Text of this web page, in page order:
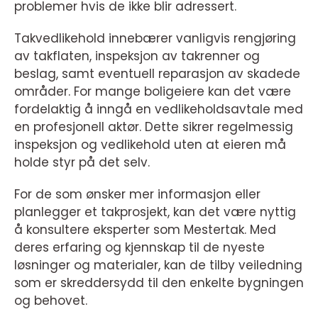
problemer hvis de ikke blir adressert.
Takvedlikehold innebærer vanligvis rengjøring
av takflaten, inspeksjon av takrenner og
beslag, samt eventuell reparasjon av skadede
områder. For mange boligeiere kan det være
fordelaktig å inngå en vedlikeholdsavtale med
en profesjonell aktør. Dette sikrer regelmessig
inspeksjon og vedlikehold uten at eieren må
holde styr på det selv.
For de som ønsker mer informasjon eller
planlegger et takprosjekt, kan det være nyttig
å konsultere eksperter som Mestertak. Med
deres erfaring og kjennskap til de nyeste
løsninger og materialer, kan de tilby veiledning
som er skreddersydd til den enkelte bygningen
og behovet.